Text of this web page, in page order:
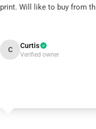
print. Will like to buy from
C Curtis
Verified owner